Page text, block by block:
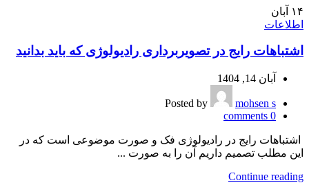
۱۴
آبان
اطلاعات
اشتباهات رایج در تصویربرداری رادیولوژی که باید بدانید
آبان 14, 1404
Posted by
mohsen s
0
comments
اشتباهات رایج در رادیولوژی فک و صورت موضوعی است که در
این مطلب تصمیم داریم آن را به صورت ...
Continue reading